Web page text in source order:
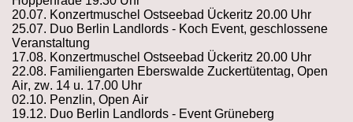
20.07. Konzertmuschel Ostseebad Ückeritz 20.00 Uhr
25.07. Duo Berlin Landlords - Koch Event, geschlossene
Veranstaltung
17.08. Konzertmuschel Ostseebad Ückeritz 20.00 Uhr
22.08. Familiengarten Eberswalde Zuckertütentag, Open
Air, zw. 14 u. 17.00 Uhr
02.10. Penzlin, Open Air
19.12. Duo Berlin Landlords - Event Grüneberg